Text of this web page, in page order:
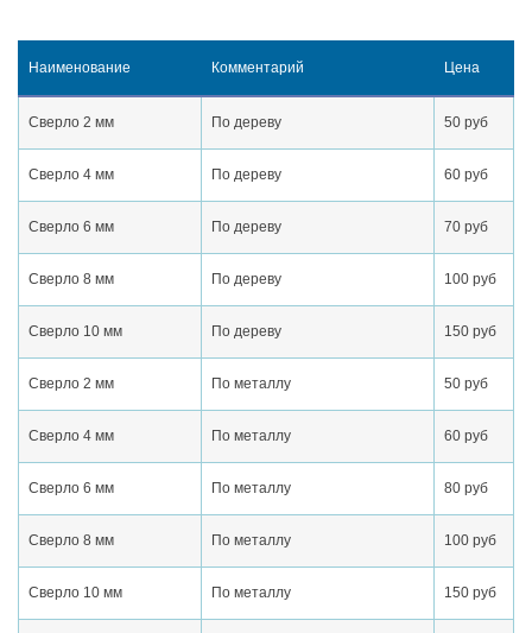
Наименование Комментарий Цена
Сверло 2 мм По дереву 50 руб
Сверло 4 мм По дереву 60 руб
Сверло 6 мм По дереву 70 руб
Сверло 8 мм По дереву 100 руб
Сверло 10 мм По дереву 150 руб
Сверло 2 мм По металлу 50 руб
Сверло 4 мм По металлу 60 руб
Сверло 6 мм По металлу 80 руб
Сверло 8 мм По металлу 100 руб
Сверло 10 мм По металлу 150 руб